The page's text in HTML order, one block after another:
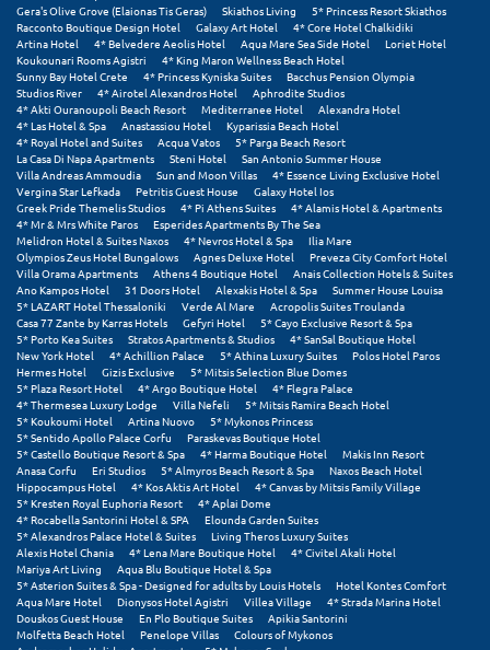
Gera's Olive Grove (Elaionas Tis Geras)
Skiathos Living
5* Princess Resort Skiathos
Racconto Boutique Design Hotel
Galaxy Art Hotel
4* Core Hotel Chalkidiki
Artina Hotel
4* Belvedere Aeolis Hotel Aqua Mare Sea Side Hotel
Loriet Hotel
Koukounari Rooms Agistri
4* King Maron Wellness Beach Hotel
Sunny Bay Hotel Crete
4* Princess Kyniska Suites
Bacchus Pension Olympia
Studios River
4* Airotel Alexandros Hotel
Aphrodite Studios
4* Akti Ouranoupoli Beach Resort
Mediterranee Hotel
Alexandra Hotel
4* Las Hotel & Spa
Anastassiou Hotel
Kyparissia Beach Hotel
4* Royal Hotel and Suites
Acqua Vatos
5* Parga Beach Resort
La Casa Di Napa Apartments
Steni Hotel
San Antonio Summer House
Villa Andreas Ammoudia
Sun and Moon Villas
4* Essence Living Exclusive Hotel
Vergina Star Lefkada
Petritis Guest House
Galaxy Hotel Ios
Greek Pride Themelis Studios
4* Pi Athens Suites
4* Alamis Hotel & Apartments
4* Mr & Mrs White Paros
Esperides Apartments By The Sea
Melidron Hotel & Suites Naxos
4* Nevros Hotel & Spa
Ilia Mare
Olympios Zeus Hotel Bungalows
Agnes Deluxe Hotel
Preveza City Comfort Hotel
Villa Orama Apartments
Athens 4 Boutique Hotel
Anais Collection Hotels & Suites
Ano Kampos Hotel
31 Doors Hotel Alexakis Hotel & Spa
Summer House Louisa
5* LAZART Hotel Thessaloniki
Verde Al Mare
Acropolis Suites Troulanda
Casa 77 Zante by Karras Hotels
Gefyri Hotel
5* Cayo Exclusive Resort & Spa
5* Porto Kea Suites
Stratos Apartments & Studios
4* SanSal Boutique Hotel
New York Hotel
4* Achillion Palace 5* Athina Luxury Suites
Polos Hotel Paros
Hermes Hotel
Gizis Exclusive
5* Mitsis Selection Blue Domes
5* Plaza Resort Hotel
4* Argo Boutique Hotel
4* Flegra Palace
4* Thermesea Luxury Lodge
Villa Nefeli
5* Mitsis Ramira Beach Hotel
5* Koukoumi Hotel
Artina Nuovo
5* Mykonos Princess
5* Sentido Apollo Palace Corfu
Paraskevas Boutique Hotel
5* Castello Boutique Resort & Spa
4* Harma Boutique Hotel
Makis Inn Resort
Anasa Corfu
Eri Studios 5* Almyros Beach Resort & Spa
Naxos Beach Hotel
Hippocampus Hotel
4* Kos Aktis Art Hotel
4* Canvas by Mitsis Family Village
5* Kresten Royal Euphoria Resort
4* Aplai Dome
4* Rocabella Santorini Hotel & SPA
Elounda Garden Suites
5* Alexandros Palace Hotel & Suites
Living Theros Luxury Suites
Alexis Hotel Chania
4* Lena Mare Boutique Hotel
4* Civitel Akali Hotel
Mariya Art Living
Aqua Blu Boutique Hotel & Spa
5* Asterion Suites & Spa - Designed for adults by Louis Hotels
Hotel Kontes Comfort
Aqua Mare Hotel
Dionysos Hotel Agistri Villea Village
4* Strada Marina Hotel
Douskos Guest House
En Plo Boutique Suites
Apikia Santorini
Molfetta Beach Hotel
Penelope Villas
Colours of Mykonos